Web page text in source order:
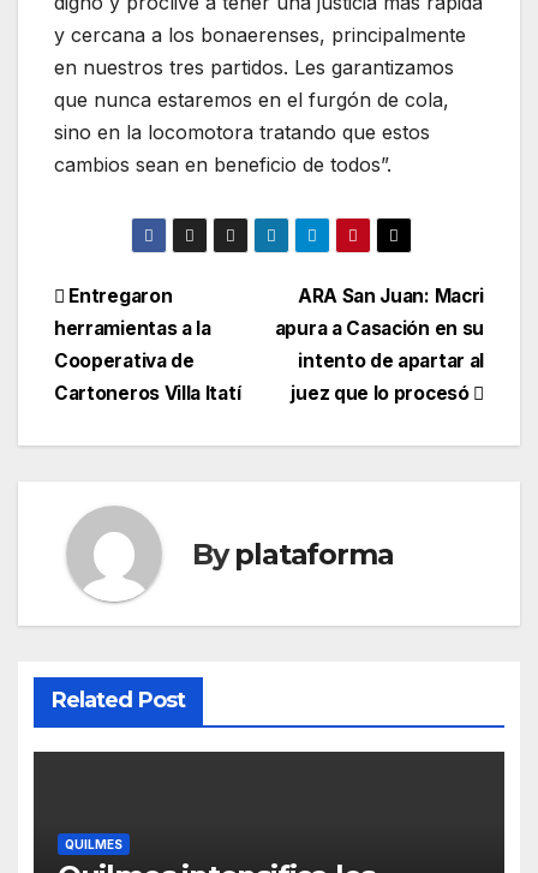
y cercana a los bonaerenses, principalmente
en nuestros tres partidos. Les garantizamos
que nunca estaremos en el furgón de cola,
sino en la locomotora tratando que estos
cambios sean en beneficio de todos”.
ARA San Juan: Macri
apura a Casación en su
intento de apartar al
juez que lo procesó
Entregaron
herramientas a la
Cooperativa de
Cartoneros Villa Itatí
Byplataforma
Related Post
QUILMES